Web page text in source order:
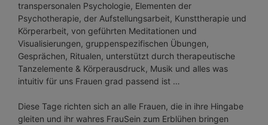
transpersonalen Psychologie, Elementen der
Psychotherapie, der Aufstellungsarbeit, Kunsttherapie und
Körperarbeit, von geführten Meditationen und
Visualisierungen, gruppenspezifischen Übungen,
Gesprächen, Ritualen, unterstützt durch therapeutische
Tanzelemente & Körperausdruck, Musik und alles was
intuitiv für uns Frauen grad passend ist …
Diese Tage richten sich an alle Frauen, die in ihre Hingabe
gleiten und ihr wahres FrauSein zum Erblühen bringen